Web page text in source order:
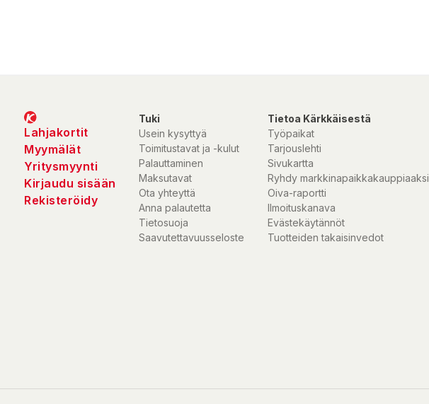
Lahjakortit
Myymälät
Yritysmyynti
Kirjaudu sisään
Rekisteröidy
Tuki
Usein kysyttyä
Toimitustavat ja -kulut
Palauttaminen
Maksutavat
Ota yhteyttä
Anna palautetta
Tietosuoja
Saavutettavuusseloste
Tietoa Kärkkäisestä
Työpaikat
Tarjouslehti
Sivukartta
Ryhdy markkinapaikkakauppiaaksi
Oiva-raportti
Ilmoituskanava
Evästekäytännöt
Tuotteiden takaisinvedot